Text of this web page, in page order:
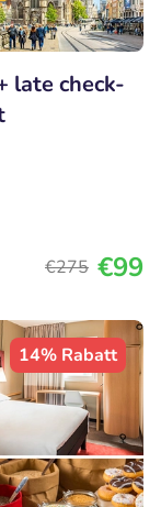
late check-
€275 €99
14% Rabatt